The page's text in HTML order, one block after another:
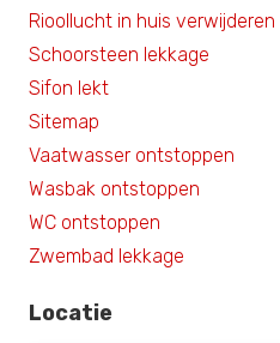
Rioollucht in huis verwijderen
Schoorsteen lekkage
Sifon lekt
Sitemap
Vaatwasser ontstoppen
Wasbak ontstoppen
WC ontstoppen
Zwembad lekkage
Locatie